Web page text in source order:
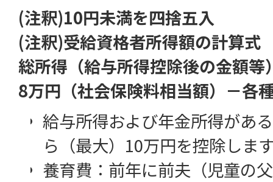
(注釈)10円未満を四捨五入
(注釈)受給資格者所得額の計算式
総所得（給与所得控除後の金額
8万円（社会保険料相当額）－各
給与所得および年金所得があ
ら（最大）10万円を控除しま
養育費：前年に前夫（児童の